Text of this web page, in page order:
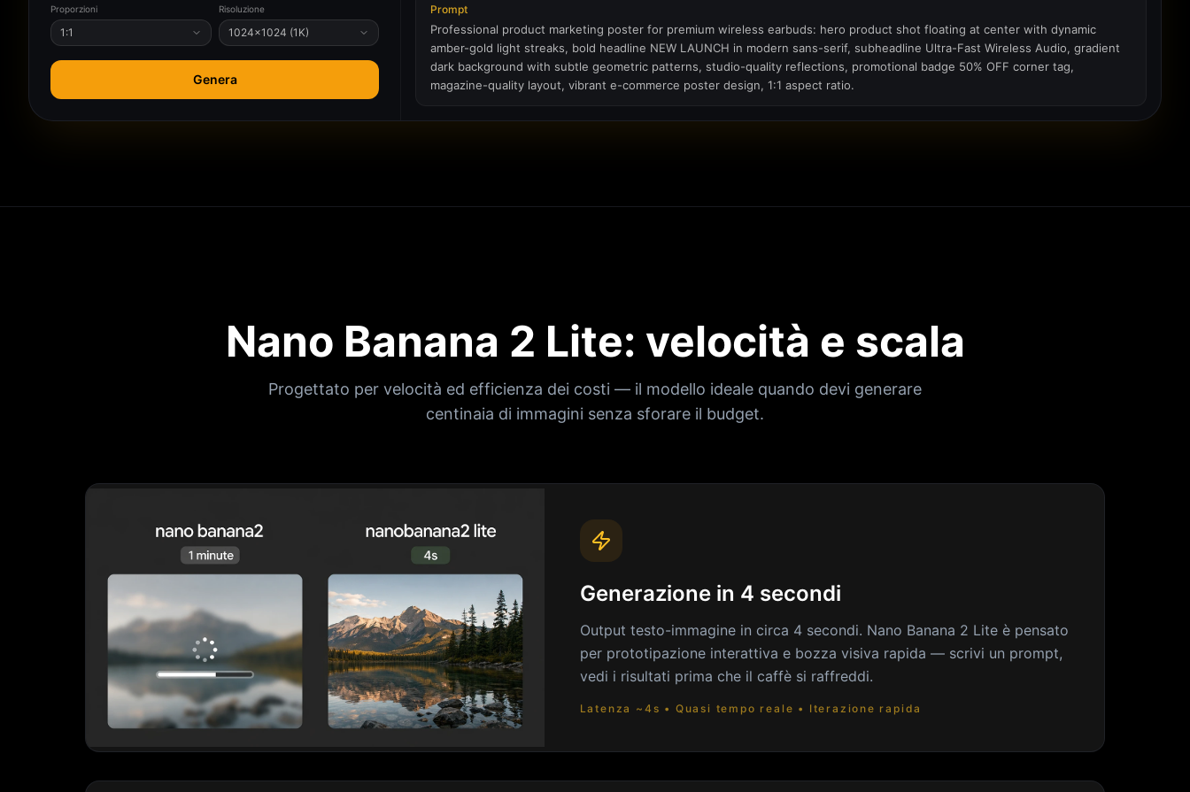
Proporzioni
1:1
Risoluzione
1024×1024 (1K)
Genera
Prompt
Professional product marketing poster for premium wireless earbuds: hero product shot floating at center with dynamic
amber-gold light streaks, bold headline NEW LAUNCH in modern sans-serif, subheadline Ultra-Fast Wireless Audio, gradient
dark background with subtle geometric patterns, studio-quality reflections, promotional badge 50% OFF corner tag,
magazine-quality layout, vibrant e-commerce poster design, 1:1 aspect ratio.
Nano Banana 2 Lite: velocità e scala
Progettato per velocità ed efficienza dei costi — il modello ideale quando devi generare
centinaia di immagini senza sforare il budget.
Generazione in 4 secondi
Output testo-immagine in circa 4 secondi. Nano Banana 2 Lite è pensato
per prototipazione interattiva e bozza visiva rapida — scrivi un prompt,
vedi i risultati prima che il caffè si raffreddi.
Latenza ~4s • Quasi tempo reale • Iterazione rapida